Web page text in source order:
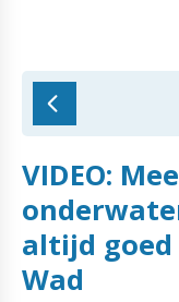
VIDEO:
altijd goed
Wad